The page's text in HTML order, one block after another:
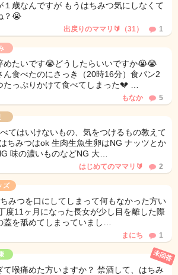
１歳なんですが もうはちみつ気にしなくて
？😭
出戻りのママリ🔰（31） 1
めたいです😭どうしたらいいですか😭😭
ん食べたのにさっき（20時16分）食パン2
たっぷりかけて食べてしまった💔 …
もなか 5
てはいけないもの、気をつけるもの教えて
ちみつはok 生肉生魚生卵はNG ナッツとか
味の濃いものなどNG 大…
はじめてのママリ🔰 2
ズ
みつを口にしてしまって何もなかった方い
度11ヶ月になった長女が少し目を離した際
蓋を舐めてしまっていまし…
まにち 1
て喉痛めた方いますか？ 禁酒して、はちみ
未回答